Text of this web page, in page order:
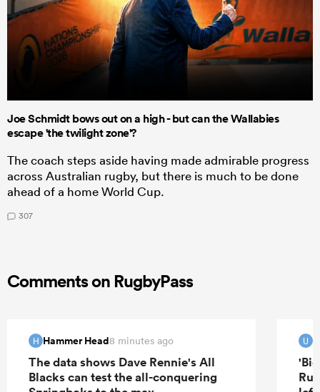
Joe Schmidt bows out on a high - but can the Wallabies
escape 'the twilight zone'?
The coach steps aside having made admirable progress
across Australian rugby, but there is much to be done
ahead of a home World Cup.
307
Comments on RugbyPass
H Hammer Head8 minutes ago
The data shows Dave Rennie's All
Blacks can test the all-conquering
U